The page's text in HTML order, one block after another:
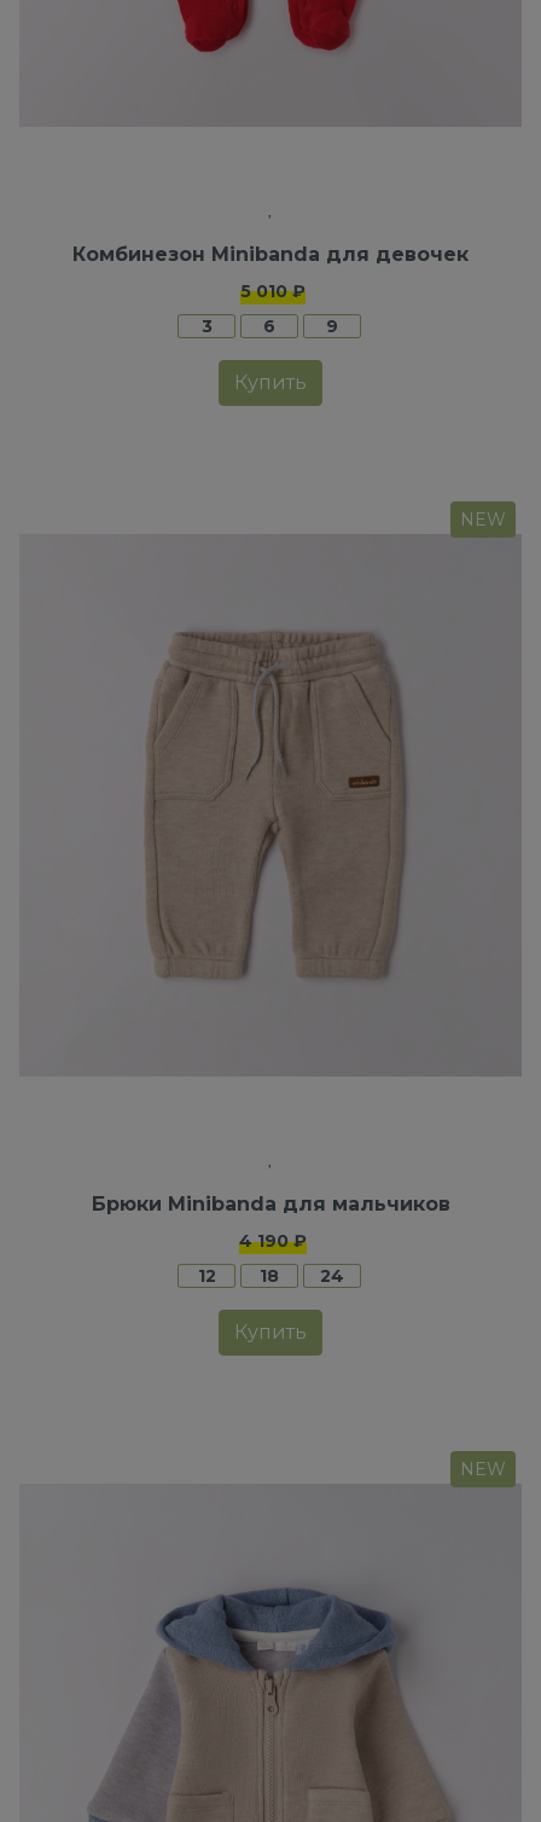
Комбинезон Minibanda для девочек
5 010 ₽
3
6 9
Купить
NEW
Брюки Minibanda для мальчиков
4 190 ₽
12
18 24
Купить
NEW